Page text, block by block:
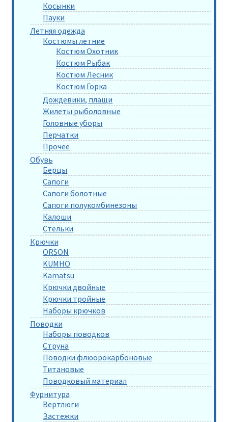
Косынки
Пауки
Летняя одежда
Костюмы летние
Костюм Охотник
Костюм Рыбак
Костюм Лесник
Костюм Горка
Дождевики, плащи
Жилеты рыболовные
Головные уборы
Перчатки
Прочее
Обувь
Берцы
Сапоги
Сапоги болотные
Сапоги полукомбинезоны
Калоши
Стельки
Крючки
ORSON
KUMHO
Kamatsu
Крючки двойные
Крючки тройные
Наборы крючков
Поводки
Наборы поводков
Струна
Поводки флюорокарбоновые
Титановые
Поводковый материал
Фурнитура
Вертлюги
Застежки